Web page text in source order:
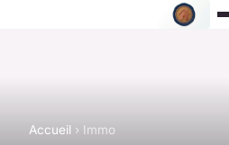
Accueil › Immo